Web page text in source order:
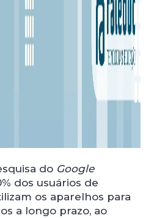
do Google
dos usuários de
os aparelhos para
a longo prazo, ao